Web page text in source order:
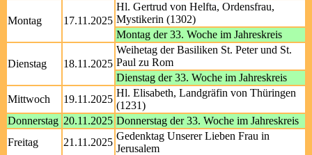
Montag 17.11.2025
Hl. Gertrud von Helfta, Ordensfrau,
Mystikerin (1302)
Montag der 33. Woche im Jahreskreis
Dienstag 18.11.2025
Weihetag der Basiliken St. Peter und St.
Paul zu Rom
Dienstag der 33. Woche im Jahreskreis
Mittwoch
19.11.2025
Hl. Elisabeth, Landgräfin von Thüringen
(1231)
Donnerstag 20.11.2025 Donnerstag der 33. Woche im Jahreskreis
Freitag
21.11.2025
Gedenktag Unserer Lieben Frau in
Jerusalem